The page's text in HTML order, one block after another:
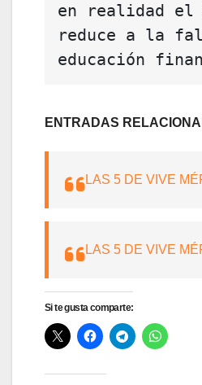
en realidad el
reduce a la
educación
ENTRADAS
LAS 5 DE VIVE
LAS 5 DE VIVE
Si te gusta comparte: